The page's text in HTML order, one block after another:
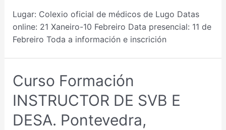
Lugar: Colexio oficial de médicos de Lugo Datas
online: 21 Xaneiro-10 Febreiro Data presencial: 11 de
Febreiro Toda a información e inscrición
Curso Formación
INSTRUCTOR DE SVB E
DESA. Pontevedra,